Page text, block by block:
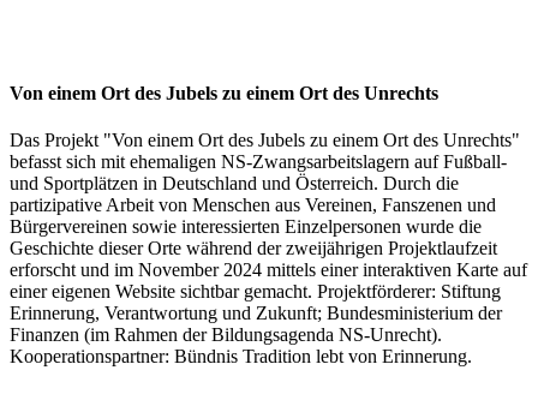
Von einem Ort des Jubels zu einem Ort des Unrechts
Das Projekt "Von einem Ort des Jubels zu einem Ort des Unrechts"
befasst sich mit ehemaligen NS-Zwangsarbeitslagern auf Fußball-
und Sportplätzen in Deutschland und Österreich. Durch die
partizipative Arbeit von Menschen aus Vereinen, Fanszenen und
Bürgervereinen sowie interessierten Einzelpersonen wurde die
Geschichte dieser Orte während der zweijährigen Projektlaufzeit
erforscht und im November 2024 mittels einer interaktiven Karte auf
einer eigenen Website sichtbar gemacht. Projektförderer: Stiftung
Erinnerung, Verantwortung und Zukunft; Bundesministerium der
Finanzen (im Rahmen der Bildungsagenda NS-Unrecht).
Kooperationspartner: Bündnis Tradition lebt von Erinnerung.